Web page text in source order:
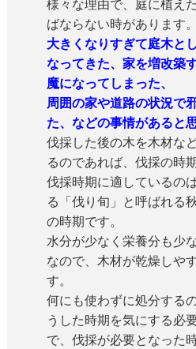
様々な理由で、庭に植え
ばならない時があります。
大きくなりすぎて庭木と
なってきた、家を増改築
魔になってしまった、
周囲の家や道路の状況で
た、などの事情があると
伐採した後の木を木材な
るのであれば、伐採の時
伐採時期に適しているの
る「伐り旬」と呼ばれる
の時期です。
水分が少なく栄養分も少
なので、木材が乾燥しや
す。
何にも使わずに処分する
うした時期を気にする必
で、伐採が必要となった